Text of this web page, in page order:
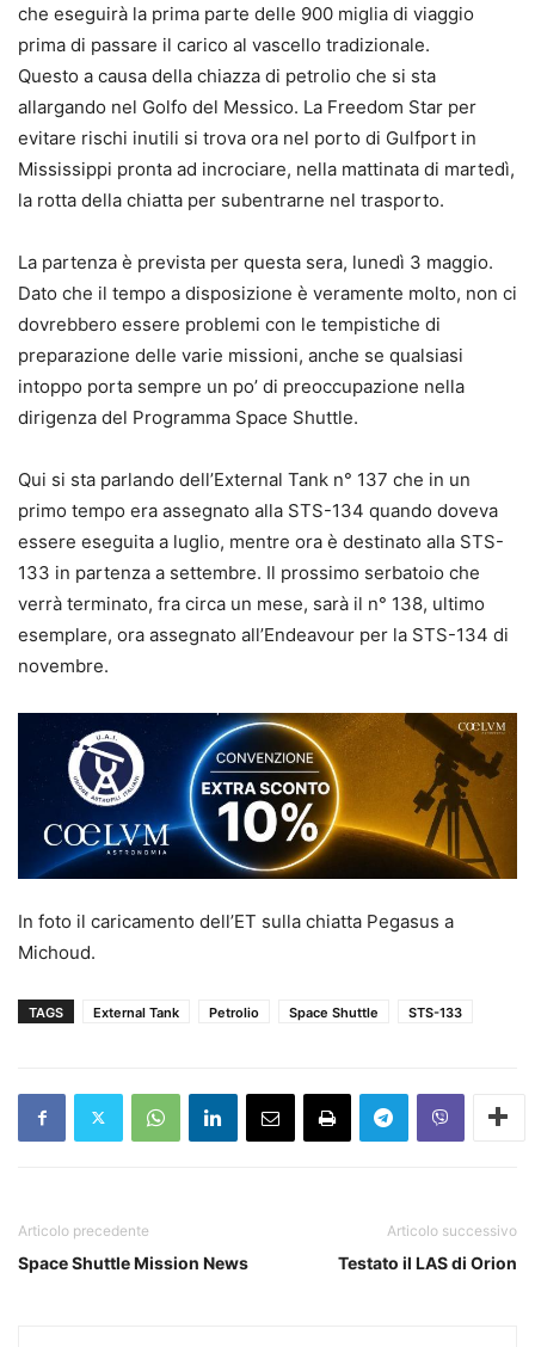
che eseguirà la prima parte delle 900 miglia di viaggio
prima di passare il carico al vascello tradizionale.
Questo a causa della chiazza di petrolio che si sta
allargando nel Golfo del Messico. La Freedom Star per
evitare rischi inutili si trova ora nel porto di Gulfport in
Mississippi pronta ad incrociare, nella mattinata di martedì,
la rotta della chiatta per subentrarne nel trasporto.
La partenza è prevista per questa sera, lunedì 3 maggio.
Dato che il tempo a disposizione è veramente molto, non ci
dovrebbero essere problemi con le tempistiche di
preparazione delle varie missioni, anche se qualsiasi
intoppo porta sempre un po’ di preoccupazione nella
dirigenza del Programma Space Shuttle.
Qui si sta parlando dell’External Tank n° 137 che in un
primo tempo era assegnato alla STS-134 quando doveva
essere eseguita a luglio, mentre ora è destinato alla STS-
133 in partenza a settembre. Il prossimo serbatoio che
verrà terminato, fra circa un mese, sarà il n° 138, ultimo
esemplare, ora assegnato all’Endeavour per la STS-134 di
novembre.
In foto il caricamento dell’ET sulla chiatta Pegasus a
Michoud.
TAGS External Tank Petrolio Space Shuttle STS-133
Articolo precedente
Space Shuttle Mission News
Articolo successivo
Testato il LAS di Orion